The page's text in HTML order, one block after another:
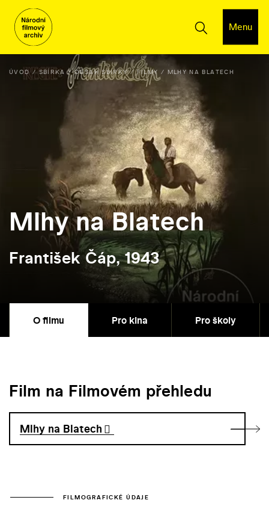
Menu
ÚVOD SBÍRKA OBSAH SBÍRKY FILMY MLHY NA BLATECH
Mlhy na Blatech
František Čáp, 1943
O filmu Pro kina Pro školy
Film na Filmovém přehledu
Mlhy na Blatech
FILMOGRAFICKÉ ÚDAJE